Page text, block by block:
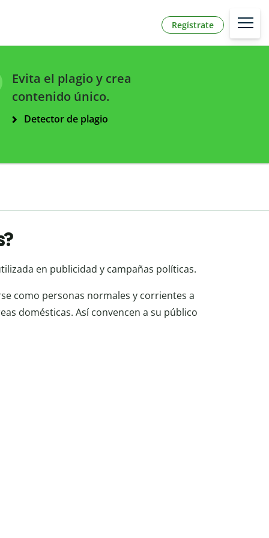
Regístrate
Evita el plagio y crea
contenido único.
Detector de plagio
en publicidad y campañas políticas.
como personas normales y corrientes a
domésticas. Así convencen a su público